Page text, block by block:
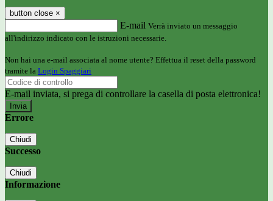
button close ×
E-mail Verrà inviato un messaggio
all'indirizzo indicato con le istruzioni necessarie.
Non hai una e-mail associata al nome utente? Effettua il reset della password
tramite la Login Spaggiari
E-mail inviata, si prega di controllare la casella di posta elettronica!
Errore
Chiudi
Successo
Chiudi
Informazione